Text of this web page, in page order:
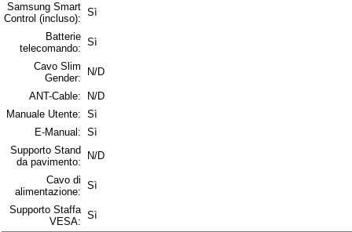
Samsung Smart
Control (incluso):
Sì
Batterie
telecomando:
Sì
Cavo Slim
Gender:
N/D
ANT-Cable:
N/D
Manuale Utente: Sì
E-Manual: Sì
Supporto Stand
da pavimento:
N/D
Cavo di
alimentazione:
Sì
Supporto Staffa
VESA:
Sì